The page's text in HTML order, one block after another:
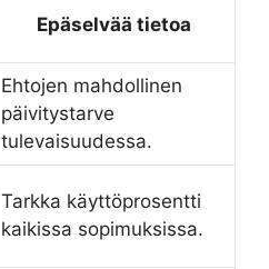
Epäselvää tietoa
Ehtojen mahdollinen
päivitystarve
tulevaisuudessa.
Tarkka käyttöprosentti
kaikissa sopimuksissa.